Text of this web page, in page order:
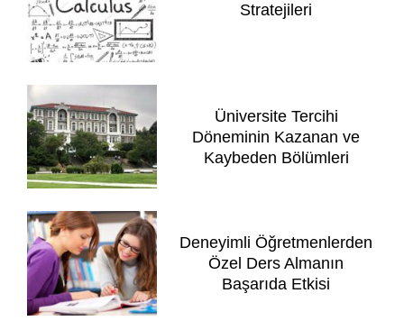
Stratejileri
Üniversite Tercihi
Döneminin Kazanan ve
Kaybeden Bölümleri
Deneyimli Öğretmenlerden
Özel Ders Almanın
Başarıda Etkisi